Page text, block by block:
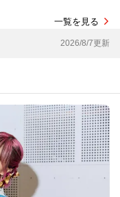
一覧を見る
2026/8/7更新